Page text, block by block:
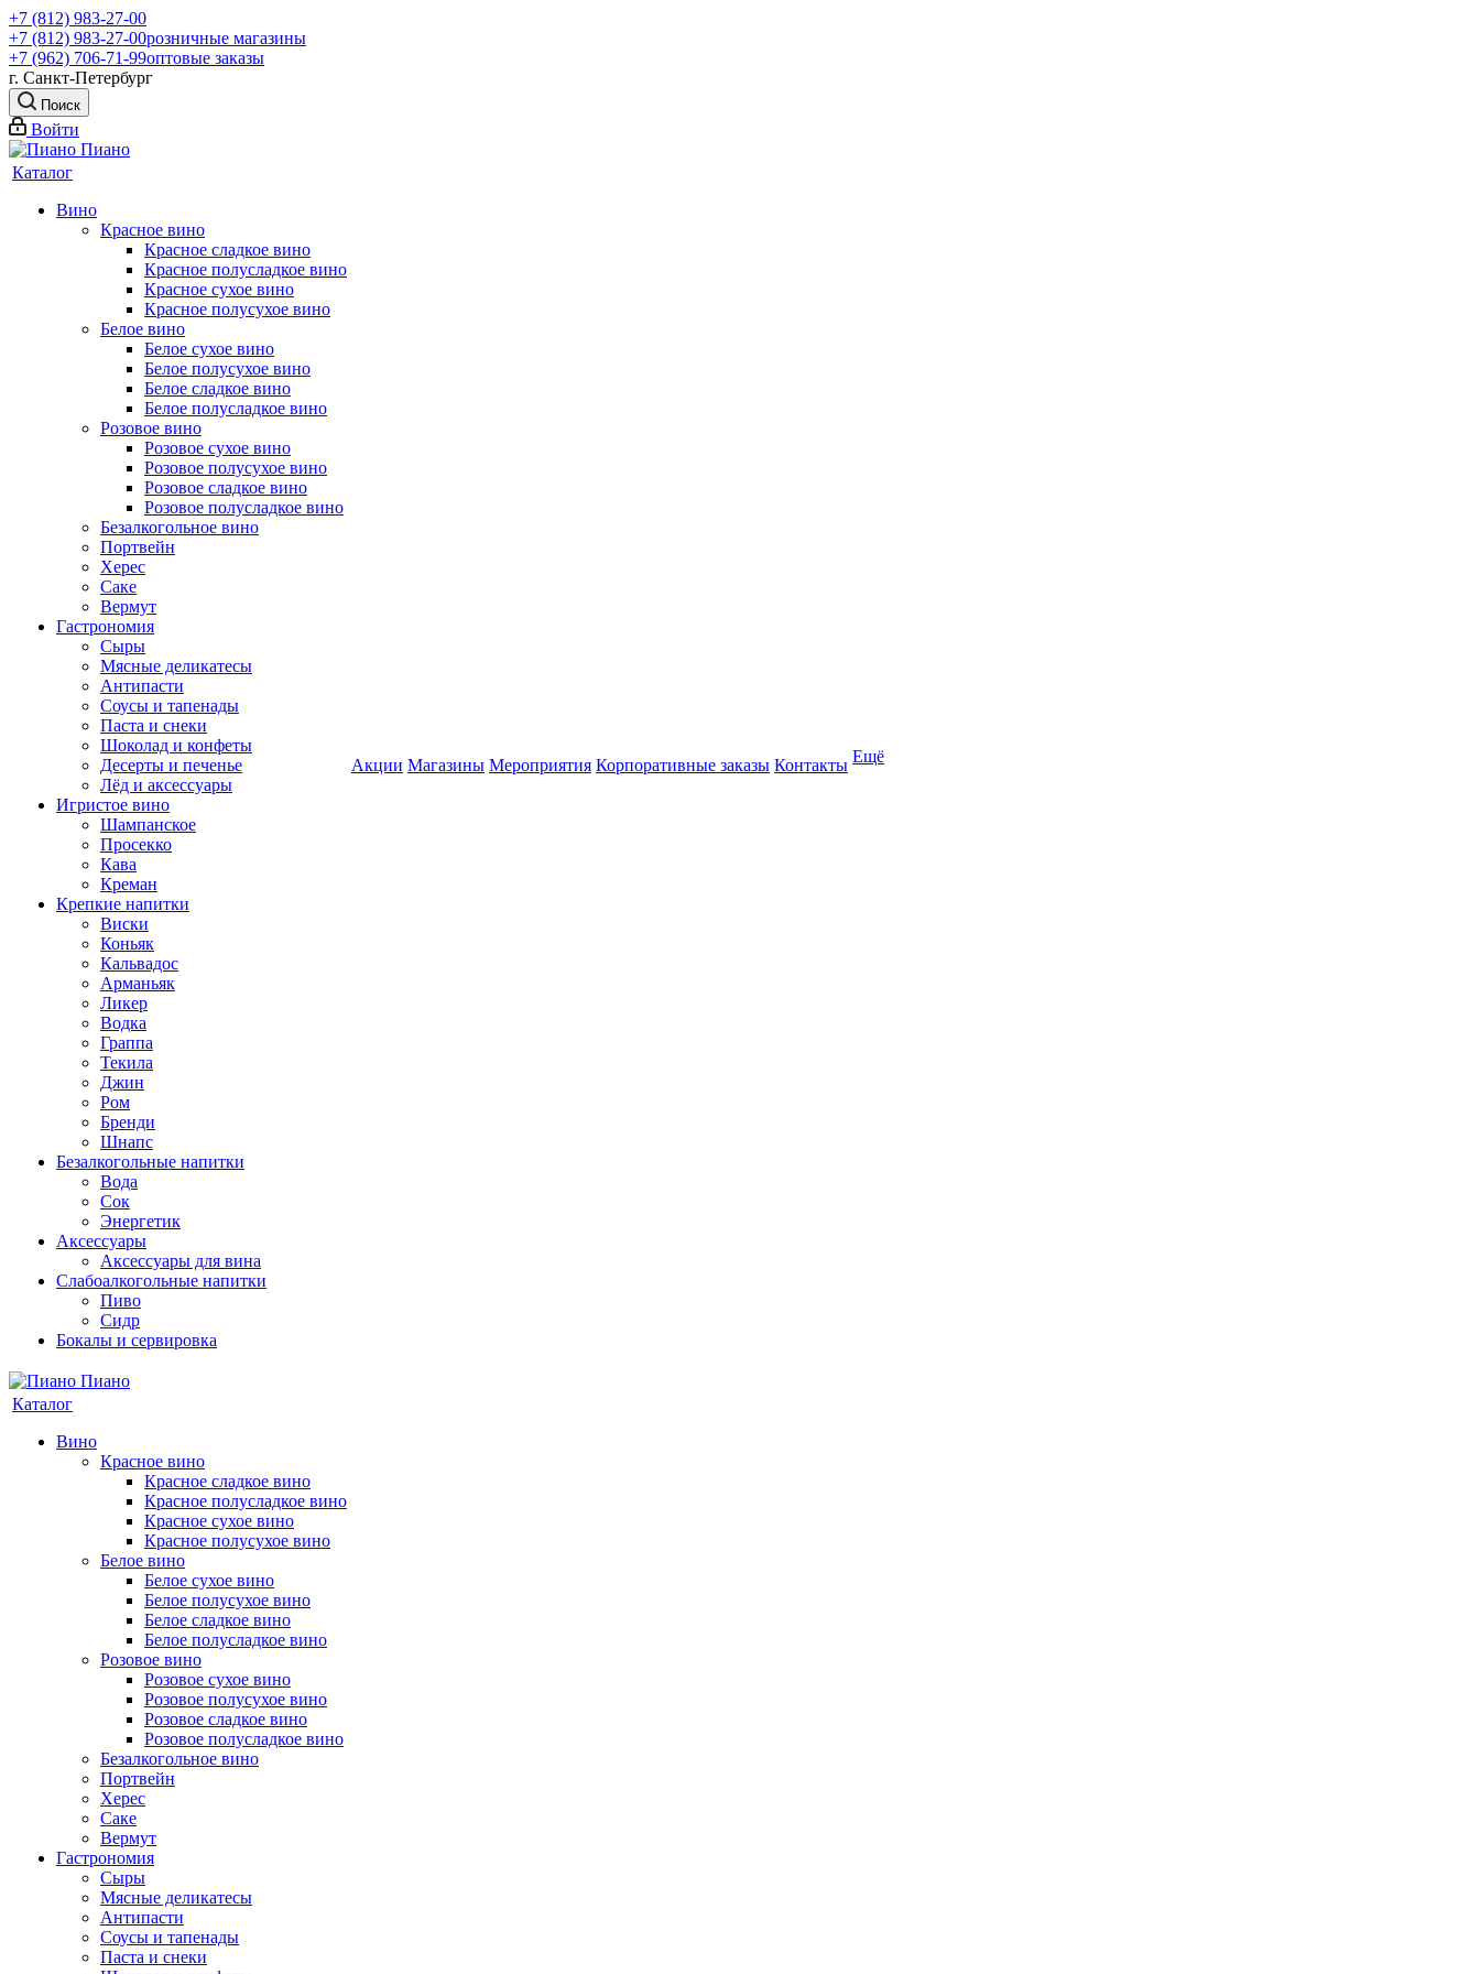
+7 (812) 983-27-00
+7 (812) 983-27-00розничные магазины
+7 (962) 706-71-99оптовые заказы
г. Санкт-Петербург
Поиск
Войти
Каталог
Вино
Красное вино
Красное сладкое вино
Красное полусладкое вино
Красное сухое вино
Красное полусухое вино
Белое вино
Белое сухое вино
Белое полусухое вино
Белое сладкое вино
Белое полусладкое вино
Розовое вино
Розовое сухое вино
Розовое полусухое вино
Розовое сладкое вино
Розовое полусладкое вино
Безалкогольное вино
Портвейн
Херес
Саке
Вермут
Гастрономия
Сыры
Мясные деликатесы
Антипасти
Соусы и тапенады
Паста и снеки
Шоколад и конфеты
Десерты и печенье
Лёд и аксессуары
Игристое вино
Шампанское
Просекко
Кава
Креман
Крепкие напитки
Виски
Коньяк
Кальвадос
Арманьяк
Ликер
Водка
Граппа
Текила
Джин
Ром
Бренди
Шнапс
Безалкогольные напитки
Вода
Сок
Энергетик
Аксессуары
Аксессуары для вина
Слабоалкогольные напитки
Пиво
Сидр
Бокалы и сервировка
Акции Магазины Мероприятия Корпоративные заказы Контакты Ещё
Каталог
Вино
Красное вино
Красное сладкое вино
Красное полусладкое вино
Красное сухое вино
Красное полусухое вино
Белое вино
Белое сухое вино
Белое полусухое вино
Белое сладкое вино
Белое полусладкое вино
Розовое вино
Розовое сухое вино
Розовое полусухое вино
Розовое сладкое вино
Розовое полусладкое вино
Безалкогольное вино
Портвейн
Херес
Саке
Вермут
Гастрономия
Сыры
Мясные деликатесы
Антипасти
Соусы и тапенады
Паста и снеки